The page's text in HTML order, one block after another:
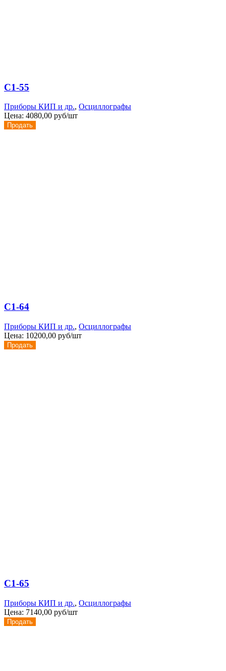
С1-55
Приборы КИП и др., Осциллографы
Цена: 4080,00 руб/шт
Продать
С1-64
Приборы КИП и др., Осциллографы
Цена: 10200,00 руб/шт
Продать
С1-65
Приборы КИП и др., Осциллографы
Цена: 7140,00 руб/шт
Продать